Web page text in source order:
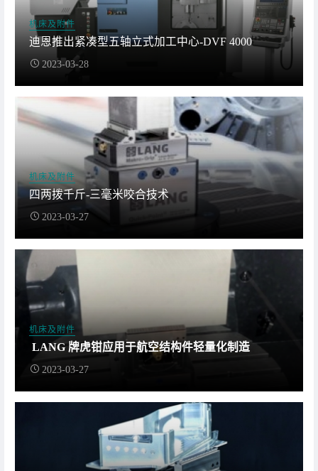
机床及附件
迪恩推出紧凑型五轴立式加工中心-DVF 4000
2023-03-28
机床及附件
四两拨千斤-三毫米咬合技术
2023-03-27
机床及附件
LANG 牌虎钳应用于航空结构件轻量化制造
2023-03-27